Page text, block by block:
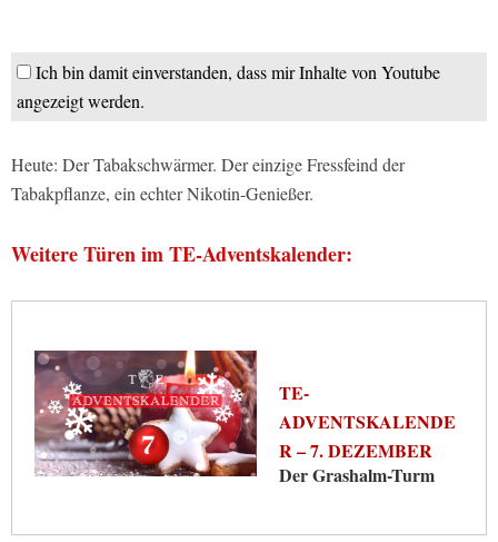
Ich bin damit einverstanden, dass mir Inhalte von Youtube
angezeigt werden.
Heute: Der Tabakschwärmer. Der einzige Fressfeind der
Tabakpflanze, ein echter Nikotin-Genießer.
Weitere Türen im TE-Adventskalender:
TE-
ADVENTSKALENDE
R – 7. DEZEMBER
Der Grashalm-Turm